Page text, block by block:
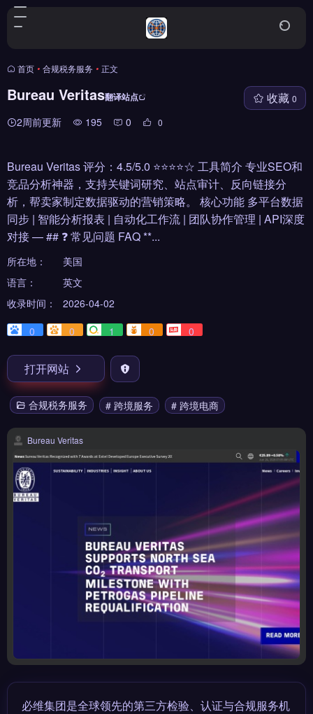
首页 • 合规税务服务 • 正文
Bureau Veritas翻译站点
2周前更新 195 0 0
收藏 0
Bureau Veritas 评分：4.5/5.0 ⭐⭐⭐⭐☆ 工具简介 专业SEO和
竞品分析神器，支持关键词研究、站点审计、反向链接分
析，帮卖家制定数据驱动的营销策略。 核心功能 多平台数据
同步 | 智能分析报表 | 自动化工作流 | 团队协作管理 | API深度
对接 — ## ❓ 常见问题 FAQ **...
所在地：
美国
语言：
英文
收录时间：
2026-04-02
0
0 1 0 0
打开网站
合规税务服务 # 跨境服务 # 跨境电商
Bureau Veritas
必维集团是全球领先的第三方检验、认证与合规服务机